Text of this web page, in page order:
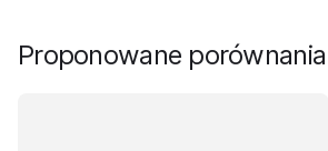
Proponowane porównania